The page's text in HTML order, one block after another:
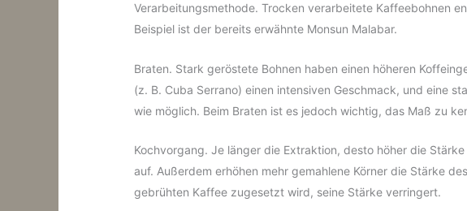
Verarbeitungsmethode. Trocken verarbeitete Kaffeebohnen
Beispiel ist der bereits erwähnte Monsun Malabar.
Braten. Stark geröstete Bohnen haben einen höheren
(z. B. Cuba Serrano) einen intensiven Geschmack, und eine
wie möglich. Beim Braten ist es jedoch wichtig, das Maß zu
Kochvorgang. Je länger die Extraktion, desto höher die
auf. Außerdem erhöhen mehr gemahlene Körner die Stärke
gebrühten Kaffee zugesetzt wird, seine Stärke verringert.